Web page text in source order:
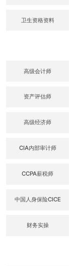
卫生资格资料
高级会计师
资产评估师
高级经济师
CIA内部审计师
CCPA薪税师
中国人身保险CICE
财务实操